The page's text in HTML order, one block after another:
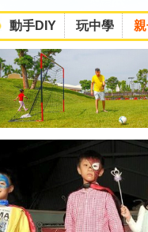
動手DIY 玩中學